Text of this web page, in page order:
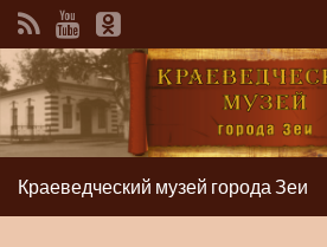
Краеведческий музей города Зеи